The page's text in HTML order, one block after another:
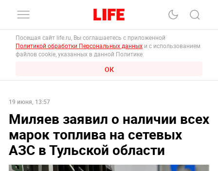
Посещая сайт life.ru, Вы соглашаетесь с приложенной
Политикой обработки Персональных данных и с использованием
файлов cookie, указанных в данной Политике.
ОК
19 июня, 13:57
Миляев заявил о наличии всех
марок топлива на сетевых
АЗС в Тульской области